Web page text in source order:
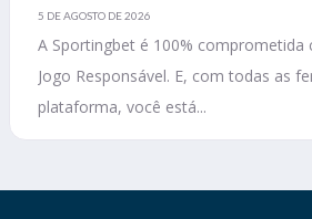
5 DE AGOSTO DE 2026
A Sportingbet é 100% comprometida
Jogo Responsável. E, com todas as
plataforma, você está...